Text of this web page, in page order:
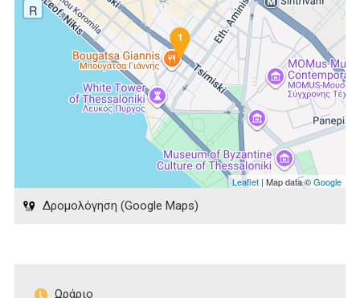
1
R
Leaflet | Map data ©Google
Δρομολόγηση (Google Maps)
Ωράριο